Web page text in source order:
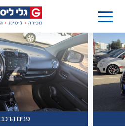
פנים הרכב